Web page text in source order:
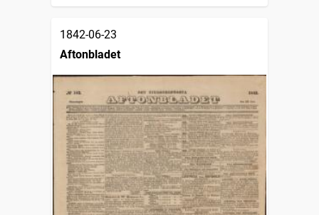
1842-06-23
Aftonbladet